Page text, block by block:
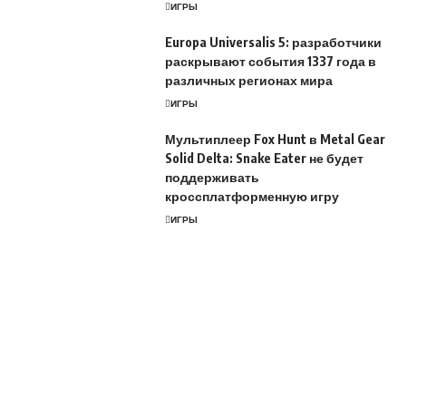
ИГРЫ
Europa Universalis 5: разработчики
раскрывают события 1337 года в
различных регионах мира
ИГРЫ
Мультиплеер Fox Hunt в Metal Gear
Solid Delta: Snake Eater не будет
поддерживать
кроссплатформенную игру
ИГРЫ